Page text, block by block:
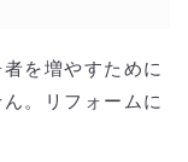
を増やすために
。リフォームに